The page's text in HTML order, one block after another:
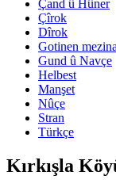
Çand û Hûner
Çîrok
Dîrok
Gotinen mezina
Gund û Navçe
Helbest
Manşet
Nûçe
Stran
Türkçe
Kırkışla